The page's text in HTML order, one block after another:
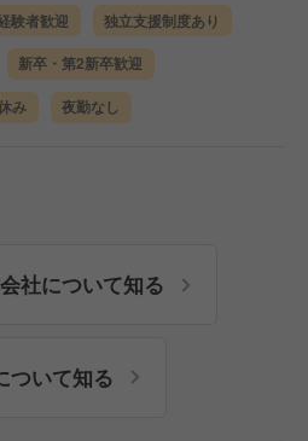
験者歓迎 独立支援制度あり
新卒・第2新卒歓迎
み 夜勤なし
社について知る
ついて知る